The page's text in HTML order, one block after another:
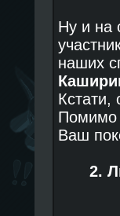
Ну и на
наших
Кстати,
Помимо
Ваш
2.